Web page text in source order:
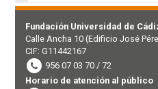
Fundación Universidad de
Calle Ancha 10 (Edificio José
CIF: G11442167
956 07 03 70 / 72
Horario de atención al público